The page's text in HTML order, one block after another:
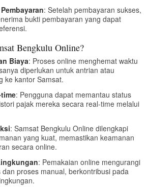
: Setelah pembayaran sukses,
bukti pembayaran yang dapat
Bengkulu Online?
Biaya: Proses online menghemat waktu
diperlukan untuk antrian atau
ke kantor Samsat.
: Pengguna dapat memantau status
pajak mereka secara real-time melalui
: Samsat Bengkulu Online dilengkapi
yang kuat, memastikan keamanan
secara online.
: Pemakaian online mengurangi
proses manual, berkontribusi pada